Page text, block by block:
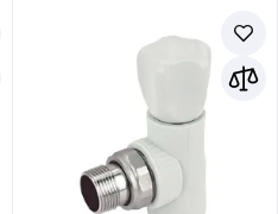
Радиаторная
арматура
балансировочн
ый радиатора
Для отопления